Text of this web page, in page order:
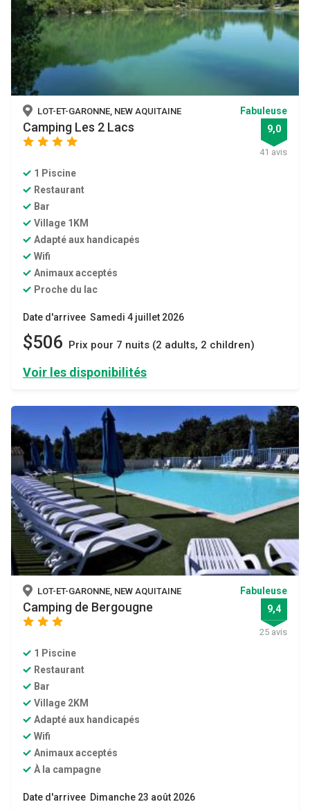
LOT-ET-GARONNE, NEW AQUITAINE
Camping Les 2 Lacs
star star star
Fabuleuse
9,0
41 avis
1 Piscine
Restaurant
Bar
Village 1KM
Adapté aux handicapés
Wifi
Animaux acceptés
Proche du lac
Date d'arrivee Samedi 4 juillet 2026
$506 Prix ​​pour 7 nuits (2 adults, 2 children)
Voir les disponibilités
LOT-ET-GARONNE, NEW AQUITAINE
Camping de Bergougne
star star
Fabuleuse
9,4
25 avis
1 Piscine
Restaurant
Bar
Village 2KM
Adapté aux handicapés
Wifi
Animaux acceptés
À la campagne
Date d'arrivee Dimanche 23 août 2026